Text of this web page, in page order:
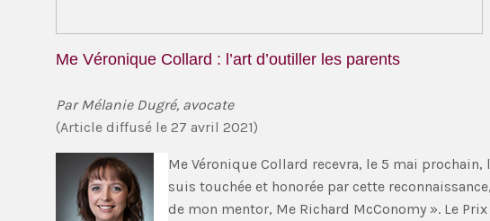
Me Véronique Collard : l’art d’outiller les parents
Par Mélanie Dugré, avocate
(Article diffusé le 27 avril 2021)
Me Véronique Collard recevra, le 5 mai prochain,
suis touchée et honorée par cette
de mon mentor, Me Richard McConomy ». Le Prix